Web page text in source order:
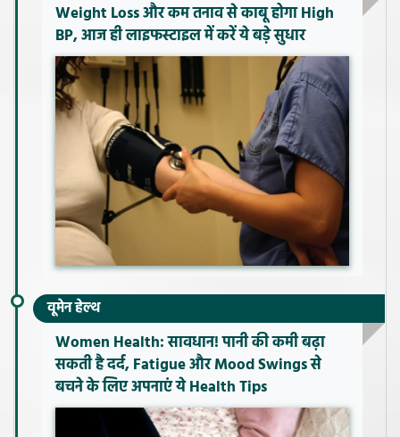
Weight Loss और कम तनाव से काबू होगा High
BP, आज ही लाइफस्टाइल में करें ये बड़े सुधार
वूमेन हेल्थ
Women Health: सावधान! पानी की कमी बढ़ा
सकती है दर्द, Fatigue और Mood Swings से
बचने के लिए अपनाएं ये Health Tips